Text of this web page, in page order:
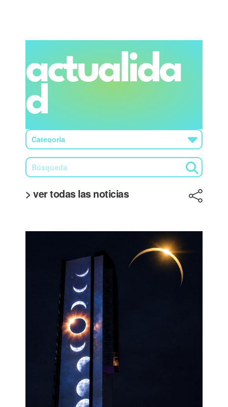
actualida
d
> ver todas las noticias